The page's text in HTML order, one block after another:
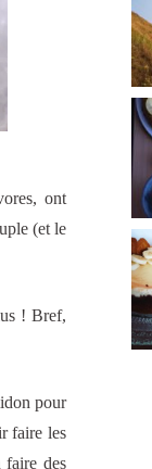
ont
(et le
! Bref,
pour
faire les
faire des